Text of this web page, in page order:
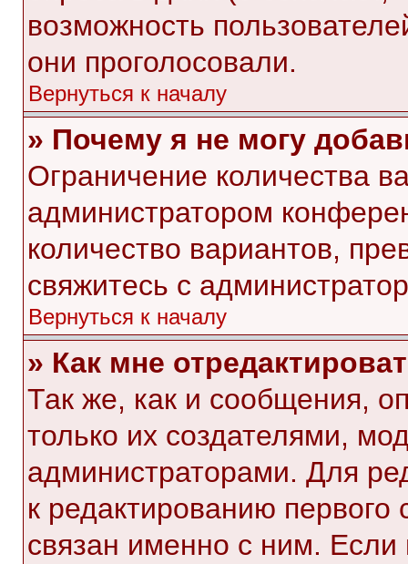
возможность
они проголосовали.
Вернуться к началу
» Почему я не могу
Ограничение количества
администратором
количество вариантов,
свяжитесь с
Вернуться к началу
» Как мне
Так же, как и сообщения,
только их создателями,
администраторами. Для
к редактированию
связан именно с ним. Если